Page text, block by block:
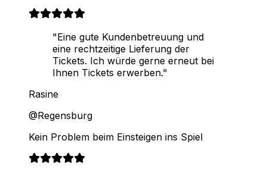
"Eine gute Kundenbetreuung und
eine rechtzeitige Lieferung der
Tickets. Ich würde gerne erneut bei
Ihnen Tickets erwerben."
Rasine
@Regensburg
Kein Problem beim Einsteigen ins Spiel